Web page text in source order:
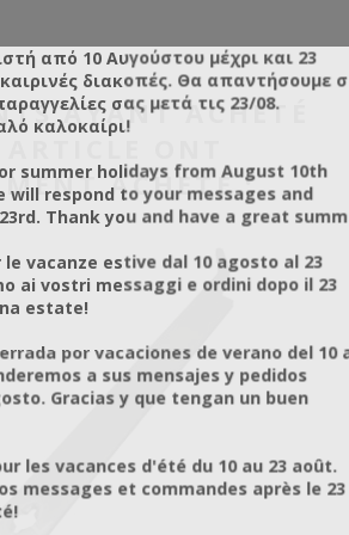
AYANT ACHETÉ
ARTICLE ONT
ACHETÉ :
από 10 Αυγούστου μέχρι και 23
διακοπές. Θα απαντήσουμε
σας μετά τις 23/08.
καλοκαίρι!
summer holidays from August 10th
will respond to your messages and
Thank you and have a great
le vacanze estive dal 10 agosto al 23
ai vostri messaggi e ordini dopo il 23
estate!
por vacaciones de verano del 10
a sus mensajes y pedidos
Gracias y que tengan un buen
les vacances d'été du 10 au 23 août.
messages et commandes après le 23